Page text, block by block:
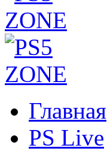
Главная
PS Live